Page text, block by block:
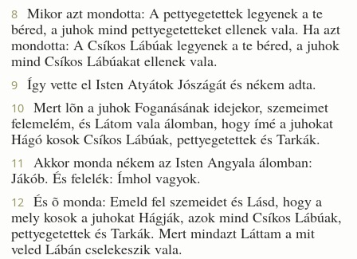
8
Mikor azt mondotta: A pettyegetettek legyenek a te
béred, a juhok mind pettyegetetteket ellenek vala. Ha azt
mondotta: A Csíkos Lábúak legyenek a te béred, a juhok
mind Csíkos Lábúakat ellenek vala.
9 Így vette el Isten Atyátok Jószágát és nékem adta.
10
Mert lõn a juhok Foganásának idejekor, szemeimet
felemelém, és Látom vala álomban, hogy ímé a juhokat
Hágó kosok Csíkos Lábúak, pettyegetettek és Tarkák.
11
Akkor monda nékem az Isten Angyala álomban:
Jákób. És felelék: Ímhol vagyok.
12
És õ monda: Emeld fel szemeidet és Lásd, hogy a
mely kosok a juhokat Hágják, azok mind Csíkos Lábúak,
pettyegetettek és Tarkák. Mert mindazt Láttam a mit
veled Lábán cselekeszik vala.